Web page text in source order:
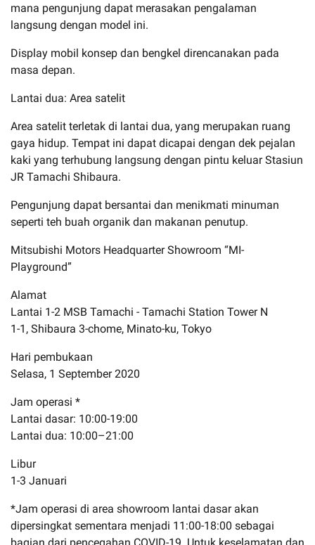
mana pengunjung dapat merasakan pengalaman
langsung dengan model ini.
Display mobil konsep dan bengkel direncanakan pada
masa depan.
Lantai dua: Area satelit
Area satelit terletak di lantai dua, yang merupakan ruang
gaya hidup. Tempat ini dapat dicapai dengan dek pejalan
kaki yang terhubung langsung dengan pintu keluar Stasiun
JR Tamachi Shibaura.
Pengunjung dapat bersantai dan menikmati minuman
seperti teh buah organik dan makanan penutup.
Mitsubishi Motors Headquarter Showroom “MI-
Playground”
Alamat
Lantai 1-2 MSB Tamachi - Tamachi Station Tower N
1-1, Shibaura 3-chome, Minato-ku, Tokyo
Hari pembukaan
Selasa, 1 September 2020
Jam operasi *
Lantai dasar: 10:00-19:00
Lantai dua: 10:00–21:00
Libur
1-3 Januari
*Jam operasi di area showroom lantai dasar akan
dipersingkat sementara menjadi 11:00-18:00 sebagai
bagian dari pencegahan COVID-19. Untuk keselamatan dan